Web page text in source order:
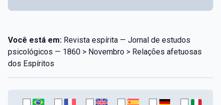
Você está em: Revista espírita — Jornal de estudos
psicológicos — 1860 > Novembro > Relações afetuosas
dos Espíritos